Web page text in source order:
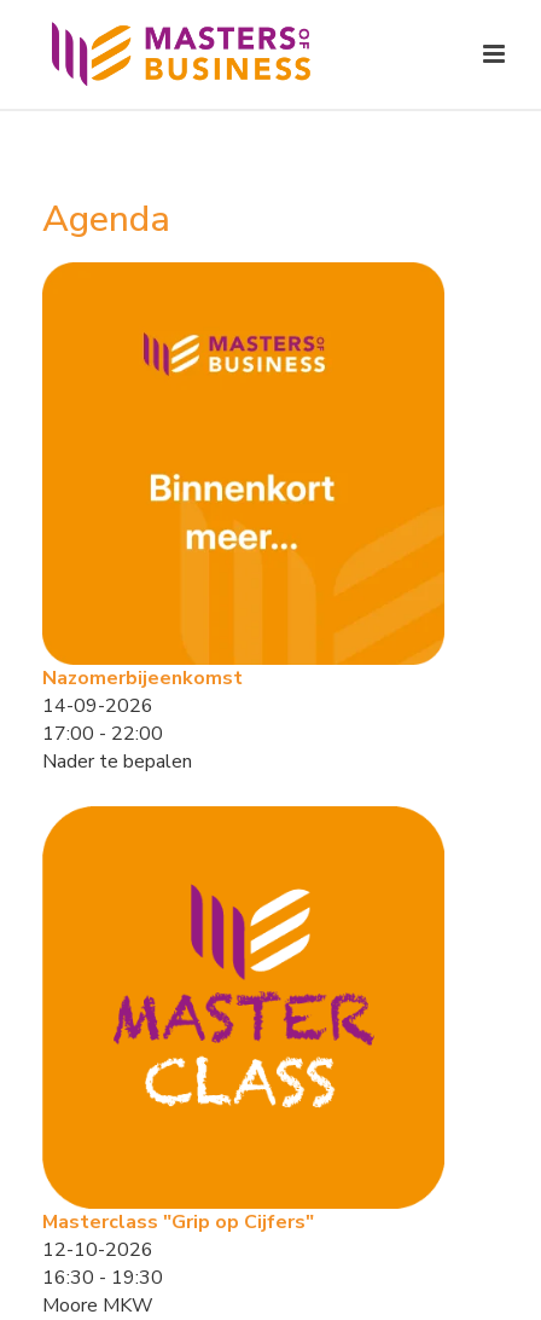
Agenda
Nazomerbijeenkomst
14-09-2026
17:00 - 22:00
Nader te bepalen
Masterclass "Grip op Cijfers"
12-10-2026
16:30 - 19:30
Moore MKW